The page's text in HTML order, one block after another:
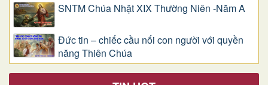
SNTM Chúa Nhật XIX Thường Niên -Năm A
Đức tin – chiếc cầu nối con người với quyền
năng Thiên Chúa